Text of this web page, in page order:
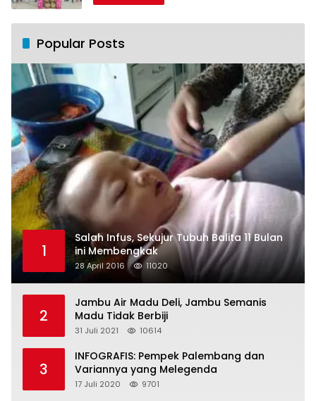
Popular Posts
1
Salah Infus, Sekujur Tubuh Balita 11 Bulan
ini Membengkak
28 April 2016 11020
2
Jambu Air Madu Deli, Jambu Semanis
Madu Tidak Berbiji
31 Juli 2021 10614
3
INFOGRAFIS: Pempek Palembang dan
Variannya yang Melegenda
17 Juli 2020 9701